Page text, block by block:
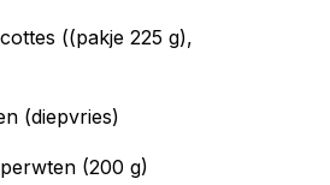
((pakje 225 g),
(diepvries)
(200 g)